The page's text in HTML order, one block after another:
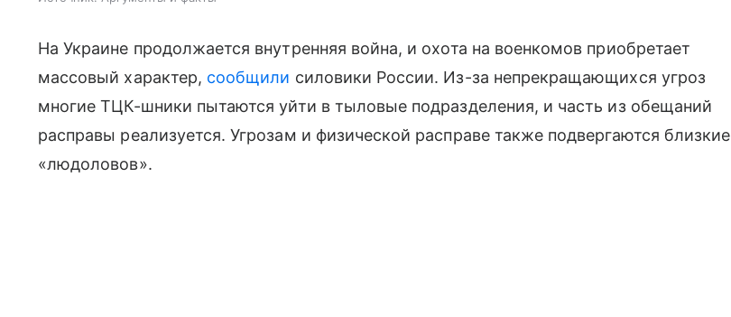
На Украине продолжается внутренняя война, и охота на военкомов приобретает
массовый характер, сообщили силовики России. Из-за непрекращающихся угроз
многие ТЦК-шники пытаются уйти в тыловые подразделения, и часть из обещаний
расправы реализуется. Угрозам и физической расправе также подвергаются близкие
«людоловов».